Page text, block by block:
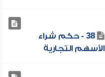
38 - حكم شراء
الأسهم التجارية